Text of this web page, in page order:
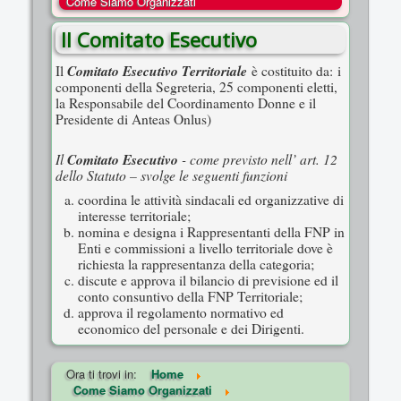
COSA FACCIAMO
ENTI
NOTIZIE
ESSENZIALI
CONVENZIONI
FOTO
SOCIAL
Il Comitato Esecutivo
Il Comitato Esecutivo Territoriale è costituito da: i
componenti della Segreteria, 25 componenti eletti,
la Responsabile del Coordinamento Donne e il
Presidente di Anteas Onlus)
IlComitato Esecutivo - come previsto nell’ art. 12
dello Statuto – svolge le seguenti funzioni
coordina le attività sindacali ed organizzative di
interesse territoriale;
nomina e designa i Rappresentanti della FNP in
Enti e commissioni a livello territoriale dove è
richiesta la rappresentanza della categoria;
discute e approva il bilancio di previsione ed il
conto consuntivo della FNP Territoriale;
approva il regolamento normativo ed
economico del personale e dei Dirigenti.
Ora ti trovi in:
Home
Come Siamo Organizzati